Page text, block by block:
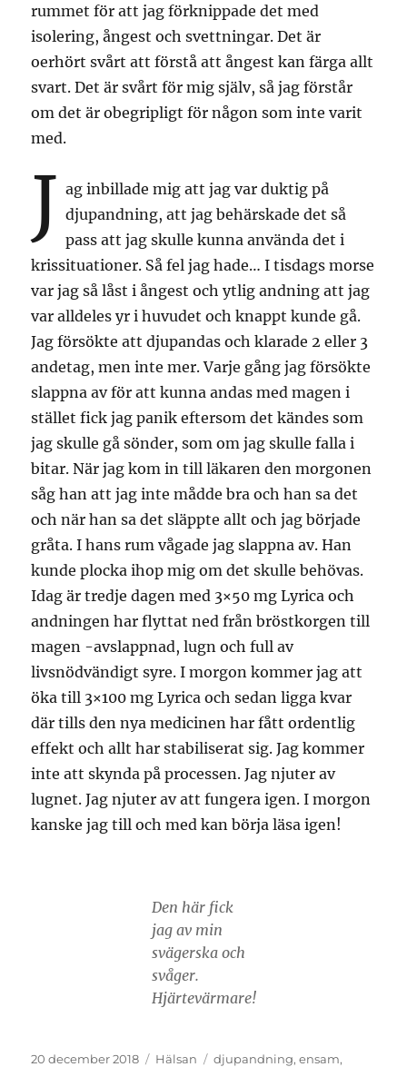
rummet för att jag förknippade det med
isolering, ångest och svettningar. Det är
oerhört svårt att förstå att ångest kan färga allt
svart. Det är svårt för mig själv, så jag förstår
om det är obegripligt för någon som inte varit
med.
J ag inbillade mig att jag var duktig på
djupandning, att jag behärskade det så
pass att jag skulle kunna använda det i
krissituationer. Så fel jag hade… I tisdags morse
var jag så låst i ångest och ytlig andning att jag
var alldeles yr i huvudet och knappt kunde gå.
Jag försökte att djupandas och klarade 2 eller 3
andetag, men inte mer. Varje gång jag försökte
slappna av för att kunna andas med magen i
stället fick jag panik eftersom det kändes som
jag skulle gå sönder, som om jag skulle falla i
bitar. När jag kom in till läkaren den morgonen
såg han att jag inte mådde bra och han sa det
och när han sa det släppte allt och jag började
gråta. I hans rum vågade jag slappna av. Han
kunde plocka ihop mig om det skulle behövas.
Idag är tredje dagen med 3×50 mg Lyrica och
andningen har flyttat ned från bröstkorgen till
magen -avslappnad, lugn och full av
livsnödvändigt syre. I morgon kommer jag att
öka till 3×100 mg Lyrica och sedan ligga kvar
där tills den nya medicinen har fått ordentlig
effekt och allt har stabiliserat sig. Jag kommer
inte att skynda på processen. Jag njuter av
lugnet. Jag njuter av att fungera igen. I morgon
kanske jag till och med kan börja läsa igen!
Den här fick
jag av min
svägerska och
svåger.
Hjärtevärmare!
Publicerat
20 december 2018 Kategorier
Hälsan Etiketter
djupandning,ensam,